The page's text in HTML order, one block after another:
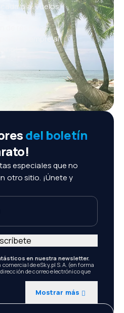
cada día: vuelos,
de reservas
siempre al
del boletín
especiales que no
otro sitio. ¡Únete y
en nuestra newsletter.
de eSky.pl S.A. (en forma
de correo electrónico que
Mostrar más